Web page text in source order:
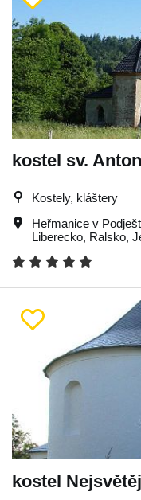
kostel sv.
Kostely, kláštery
Heřmanice v
Liberecko, Ralsko,
kostel